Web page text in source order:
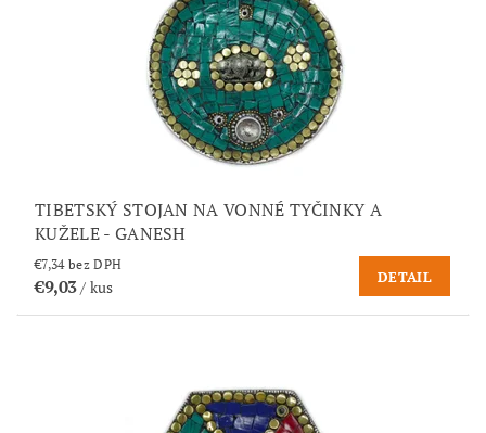
TIBETSKÝ STOJAN NA VONNÉ TYČINKY A
KUŽELE - GANESH
€7,34 bez DPH
€9,03/ kus
DETAIL